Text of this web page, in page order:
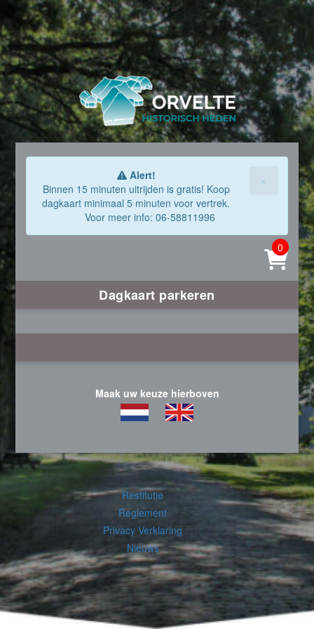
×
Alert!
Binnen 15 minuten uitrijden is gratis! Koop
dagkaart minimaal 5 minuten voor vertrek.
Voor meer info: 06-58811996
0
Dagkaart parkeren
Maak uw keuze hierboven
Restitutie
Reglement
Privacy Verklaring
Nieuws